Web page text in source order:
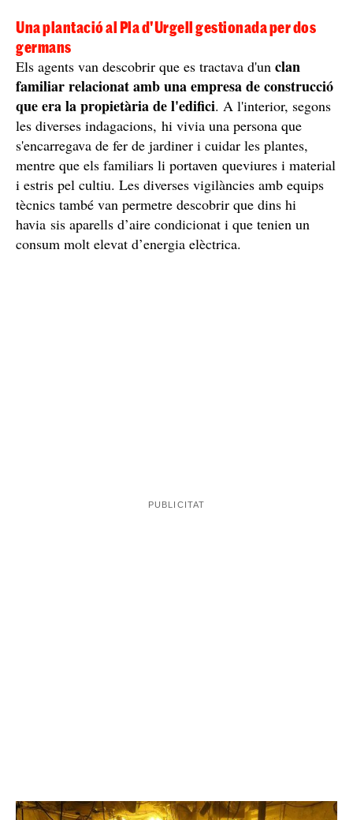
mentre que els familiars li portaven queviures i material